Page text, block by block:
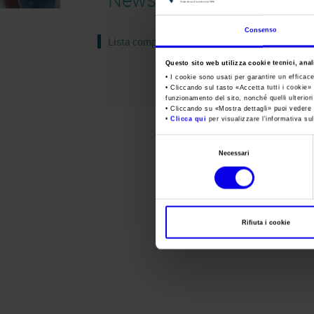
Consenso
Questo sito web utilizza cookie tecnici,
• I cookie sono usati per garantire un
• Cliccando sul tasto «Accetta tutti i cookie»
funzionamento del sito, nonché quelli
• Cliccando su «Mostra dettagli» puoi
•Clicca qui per visualizzare l'informativa
Necessari
Rifiuta i cookie
Lista completa